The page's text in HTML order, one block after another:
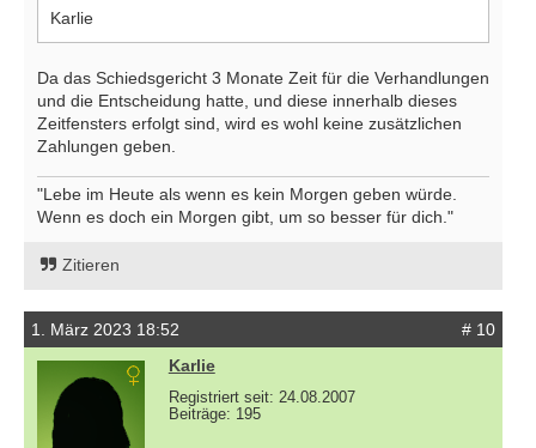
Karlie
Da das Schiedsgericht 3 Monate Zeit für die Verhandlungen
und die Entscheidung hatte, und diese innerhalb dieses
Zeitfensters erfolgt sind, wird es wohl keine zusätzlichen
Zahlungen geben.
"Lebe im Heute als wenn es kein Morgen geben würde.
Wenn es doch ein Morgen gibt, um so besser für dich."
Zitieren
1. März 2023 18:52
# 10
Karlie
Registriert seit: 24.08.2007
Beiträge: 195